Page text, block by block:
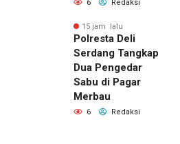
6 Redaksi
15 jam lalu
Polresta Deli
Serdang Tangkap
Dua Pengedar
Sabu di Pagar
Merbau
6 Redaksi